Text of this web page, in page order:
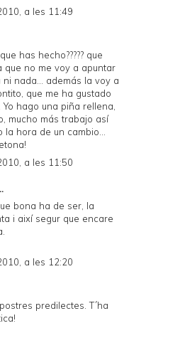
a les 11:49
has hecho????? que
que no me voy a apuntar
nada... además la voy a
que me ha gustado
Yo hago una piña rellena,
mucho más trabajo así
la hora de un cambio...
a les 11:50
bona ha de ser, la
i així segur que encare
a les 12:20
predilectes. T´ha